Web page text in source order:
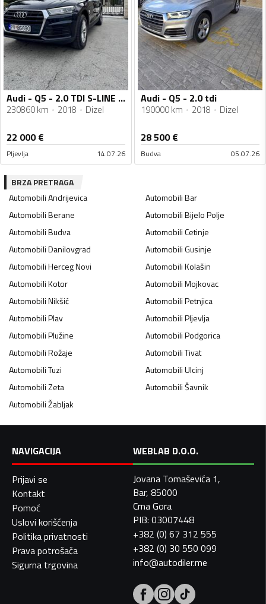
Audi - Q5 - 2.0 TDI S-LINE QUATROO
230860 km 2018 Dizel
22 000€
Pljevlja 14.07.26
Audi - Q5 - 2.0 tdi
190000 km 2018 Dizel
28 500€
Budva 05.07.26
BRZA PRETRAGA
AutomobiliAndrijevica AutomobiliBar
AutomobiliBerane AutomobiliBijelo Polje
AutomobiliBudva AutomobiliCetinje
AutomobiliDanilovgrad AutomobiliGusinje
AutomobiliHerceg Novi AutomobiliKolašin
AutomobiliKotor AutomobiliMojkovac
AutomobiliNikšić AutomobiliPetnjica
AutomobiliPlav AutomobiliPljevlja
AutomobiliPlužine AutomobiliPodgorica
AutomobiliRožaje AutomobiliTivat
AutomobiliTuzi AutomobiliUlcinj
AutomobiliZeta AutomobiliŠavnik
AutomobiliŽabljak
NAVIGACIJA
Prijavi se
Kontakt
Pomoć
Uslovi korišćenja
Politika privatnosti
Prava potrošača
Sigurna trgovina
WEBLAB D.O.O.
Jovana Tomaševića 1,
Bar, 85000
Crna Gora
PIB: 03007448
+382 (0) 67 312 555
+382 (0) 30 550 099
info@autodiler.me